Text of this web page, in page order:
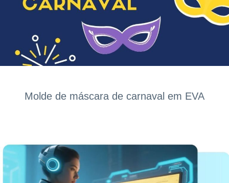
Molde de máscara de carnaval em EVA